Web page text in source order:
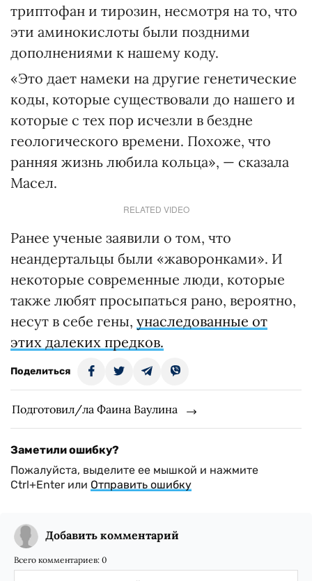
триптофан и тирозин, несмотря на то, что
эти аминокислоты были поздними
дополнениями к нашему коду.
«Это дает намеки на другие генетические
коды, которые существовали до нашего и
которые с тех пор исчезли в бездне
геологического времени. Похоже, что
ранняя жизнь любила кольца», — сказала
Масел.
RELATED VIDEO
Ранее ученые заявили о том, что
неандертальцы были «жаворонками». И
некоторые современные люди, которые
также любят просыпаться рано, вероятно,
несут в себе гены, унаследованные от
этих далеких предков.
Поделиться
Подготовил/ла Фаина Ваулина
Заметили ошибку?
Пожалуйста, выделите ее мышкой и нажмите
Ctrl+Enter или Отправить ошибку
Добавить комментарий
Всего комментариев: 0